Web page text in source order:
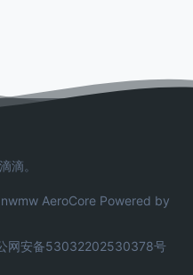
滴。
AeroCore Powered by
网安备53032202530378号